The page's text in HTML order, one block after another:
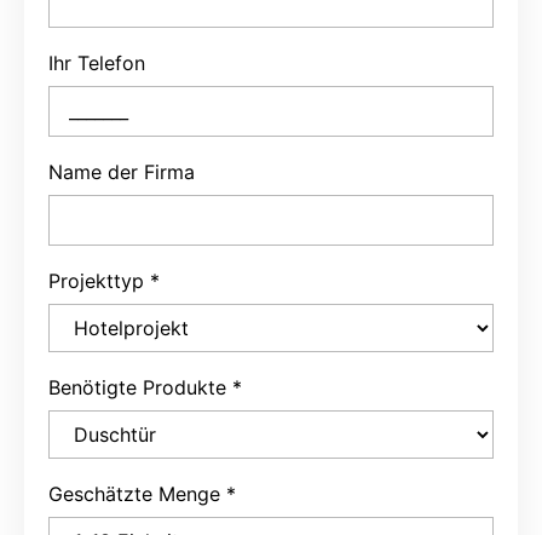
Ihr Telefon
Name der Firma
Projekttyp *
Benötigte Produkte *
Geschätzte Menge *